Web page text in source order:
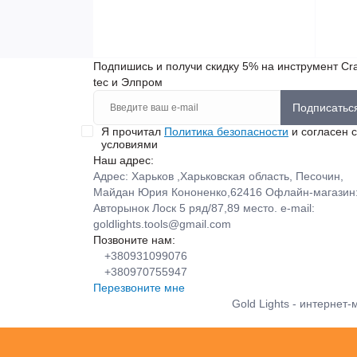
Подпишись и получи скидку 5% на инструмент
tec и Элпром
Я прочитал Политика безопасности и согласен с
условиями
Наш адрес:
Адрес: Харьков ,Харьковская область, Песочин,
Майдан Юрия Кононенко,62416 Офлайн-магазин:
Авторынок Лоск 5 ряд/87,89 место. e-mail:
goldlights.tools@gmail.com
Позвоните нам:
+380931099076
+380970755947
Перезвоните мне
Gold Lights -